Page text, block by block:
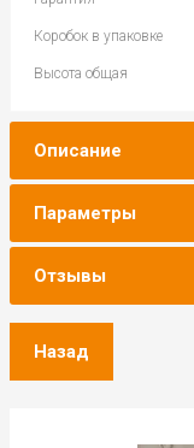
Коробок в упаковке
Высота общая
Описание
Параметры
Отзывы
Назад